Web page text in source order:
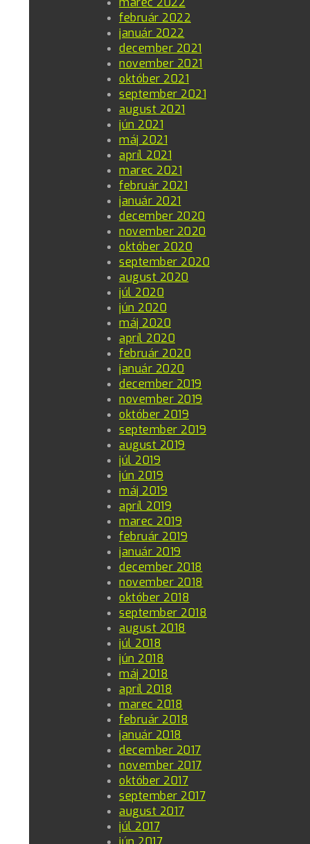
február 2022
január 2022
december 2021
november 2021
október 2021
september 2021
august 2021
jún 2021
máj 2021
apríl 2021
marec 2021
február 2021
január 2021
december 2020
november 2020
október 2020
september 2020
august 2020
júl 2020
jún 2020
máj 2020
apríl 2020
február 2020
január 2020
december 2019
november 2019
október 2019
september 2019
august 2019
júl 2019
jún 2019
máj 2019
apríl 2019
marec 2019
február 2019
január 2019
december 2018
november 2018
október 2018
september 2018
august 2018
júl 2018
jún 2018
máj 2018
apríl 2018
marec 2018
február 2018
január 2018
december 2017
november 2017
október 2017
september 2017
august 2017
júl 2017